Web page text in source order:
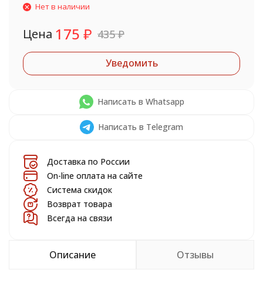
Нет в наличии
Цена 175 ₽ 435₽
Уведомить
Написать в Whatsapp
Написать в Telegram
Доставка по России
On-line оплата на сайте
Система скидок
Возврат товара
Всегда на связи
Описание Отзывы